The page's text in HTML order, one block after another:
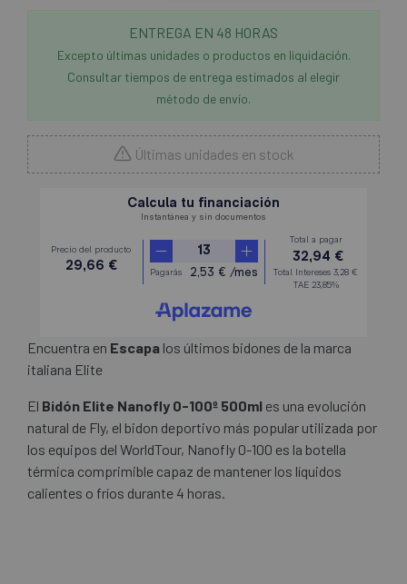
ENTREGA EN 48 HORAS
Excepto últimas unidades o productos en liquidación.
Consultar tiempos de entrega estimados al elegir
método de envío.
Últimas unidades en stock
Encuentra en Escapa los últimos bidones de la marca
italiana Elite
El Bidón Elite Nanofly 0-100º 500ml es una evolución
natural de Fly, el bidon deportivo más popular utilizada por
los equipos del WorldTour, Nanofly 0-100 es la botella
térmica comprimible capaz de mantener los líquidos
calientes o fríos durante 4 horas.